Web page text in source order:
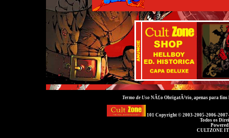
Termo de UsoNÃ£o ObrigatÃ³rio, apenas para
101 Copyright © 2003-2005-2006-
Todos os
CULTZONE